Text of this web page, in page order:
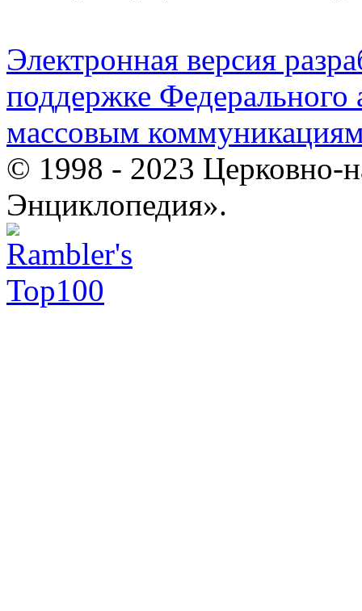
Электронная версия
поддержке Федерального
массовым
© 1998 - 2023 Церковно-
Энциклопедия».